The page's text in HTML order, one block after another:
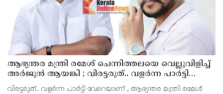
ആഭ്യന്തര മന്ത്രി രമേശ് ചെന്നിത്തലയെ വെല്ലുവിളിച്ച്
അ‍ർജുൻ ആയങ്കി ; വിരട്ടരുത്.. വളർന്ന പാർട്ടി
വേറെയാണ് !
വിരട്ടരുത്.. വളർന്ന പാർട്ടി വേറെയാണ് , ആഭ്യന്തര മന്ത്രി രമേശ്